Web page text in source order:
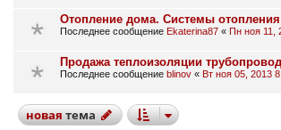
Отопление дома. Системы
Последнее сообщение Ekaterina87 « Пн ноя 11,
Продажа теплоизоляции
Последнее сообщение blinov « Вт ноя 05, 2013
новаятема